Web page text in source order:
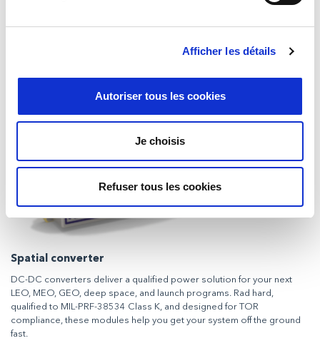
Afficher les détails
Autoriser tous les cookies
Je choisis
Refuser tous les cookies
Spatial converter
DC-DC converters deliver a qualified power solution for your next
LEO, MEO, GEO, deep space, and launch programs. Rad hard,
qualified to MIL-PRF-38534 Class K, and designed for TOR
compliance, these modules help you get your system off the ground
fast.